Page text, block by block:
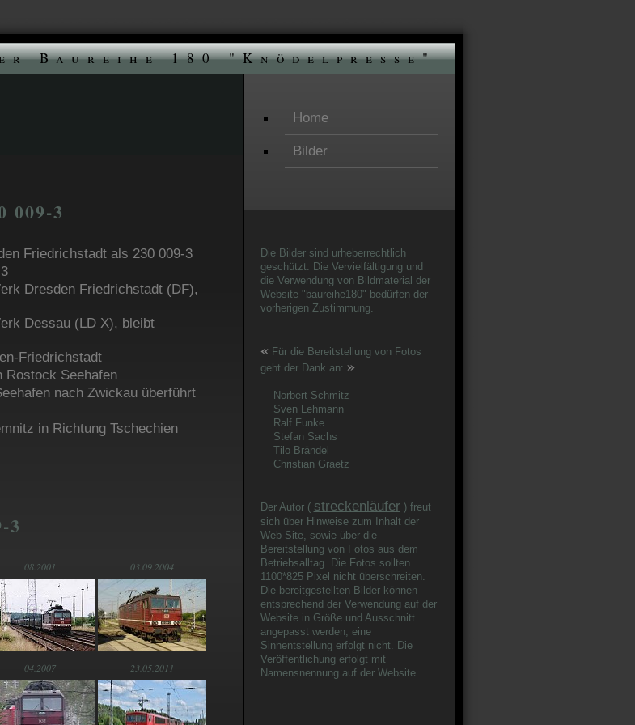
Baureihe 180 "Knödelpresse"
009-3
Friedrichstadt als 230 009-3
Dresden Friedrichstadt (DF),
Dessau (LD X), bleibt
Friedrichstadt
Rostock Seehafen
nach Zwickau überführt
in Richtung Tschechien
3
08.2001 03.09.2004
04.2007 23.05.2011
Home
Bilder
Die Bilder sind urheberrechtlich
geschützt. Die Vervielfältigung und
die Verwendung von Bildmaterial der
Website "baureihe180" bedürfen der
vorherigen Zustimmung.
«Für die Bereitstellung von Fotos
geht der Dank an: »
Norbert Schmitz
Sven Lehmann
Ralf Funke
Stefan Sachs
Tilo Brändel
Christian Graetz
Der Autor ( streckenläufer ) freut
sich über Hinweise zum Inhalt der
Web-Site, sowie über die
Bereitstellung von Fotos aus dem
Betriebsalltag. Die Fotos sollten
1100*825 Pixel nicht überschreiten.
Die bereitgestellten Bilder können
entsprechend der Verwendung auf der
Website in Größe und Ausschnitt
angepasst werden, eine
Sinnentstellung erfolgt nicht. Die
Veröffentlichung erfolgt mit
Namensnennung auf der Website.